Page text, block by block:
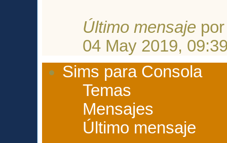
Último mensaje
04 May 2019,
Sims para Consola
Temas
Mensajes
Último mensaje